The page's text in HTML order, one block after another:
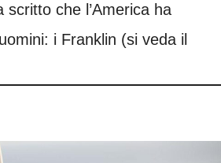
che l’America ha
i Franklin (si veda il